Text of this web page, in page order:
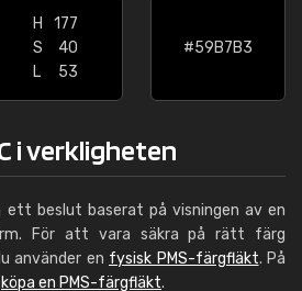
H
177
S
40
L
53
#59B7B3
i verkligheten
beslut baserat på visningen av en
För att vara säkra på rätt färg
använder en fysisk PMS-färgfläkt. På
köpa en PMS-färgfläkt.